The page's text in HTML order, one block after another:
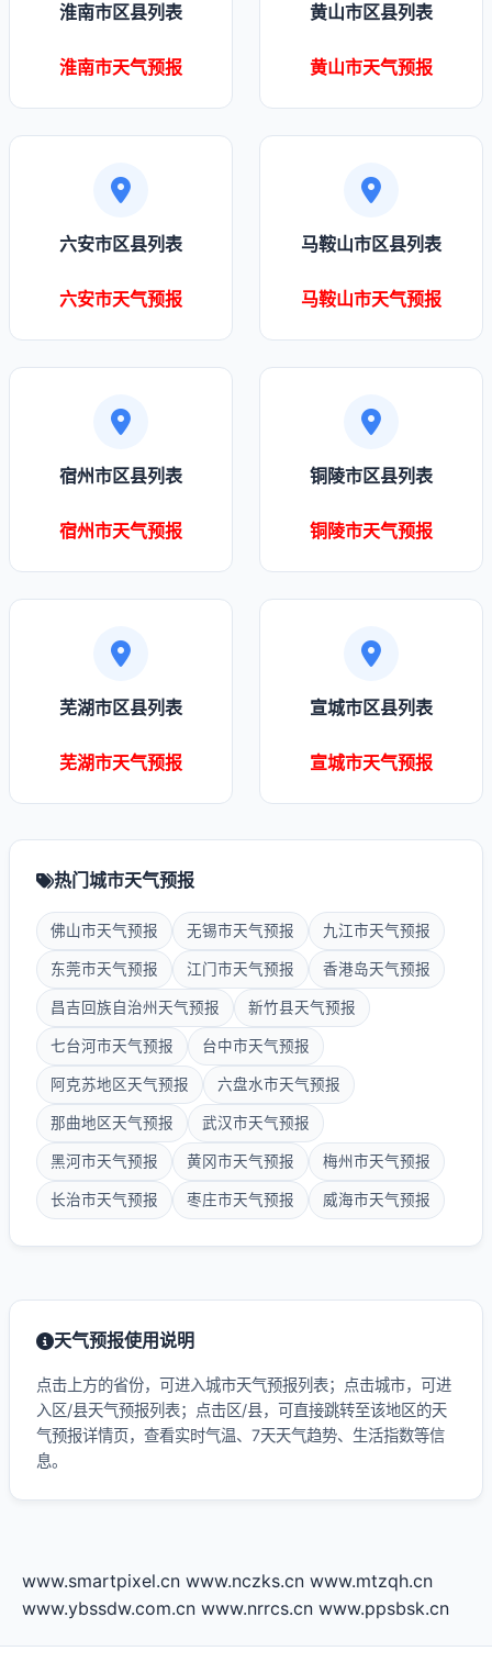
淮南市区县列表
淮南市天气预报
黄山市区县列表
黄山市天气预报
六安市区县列表
六安市天气预报
马鞍山市区县列表
马鞍山市天气预报
宿州市区县列表
宿州市天气预报
铜陵市区县列表
铜陵市天气预报
芜湖市区县列表
芜湖市天气预报
宣城市区县列表
宣城市天气预报
热门城市天气预报
佛山市天气预报 无锡市天气预报 九江市天气预报
东莞市天气预报 江门市天气预报 香港岛天气预报
昌吉回族自治州天气预报 新竹县天气预报
七台河市天气预报 台中市天气预报
阿克苏地区天气预报 六盘水市天气预报
那曲地区天气预报 武汉市天气预报
黑河市天气预报 黄冈市天气预报 梅州市天气预报
长治市天气预报 枣庄市天气预报 威海市天气预报
天气预报使用说明
点击上方的省份，可进入城市天气预报列表；点击城市，可进
入区/县天气预报列表；点击区/县，可直接跳转至该地区的天
气预报详情页，查看实时气温、7天天气趋势、生活指数等信
息。
www.smartpixel.cn www.nczks.cn www.mtzqh.cn
www.ybssdw.com.cn www.nrrcs.cn www.ppsbsk.cn